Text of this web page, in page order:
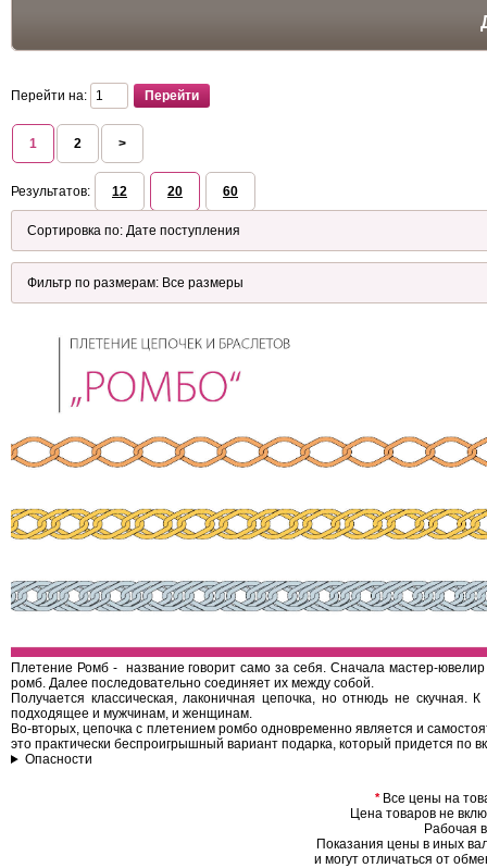
Перейти на:
1 2 >
Результатов: 12 20 60
Плетение Ромб - название говорит само за себя. Сначала мастер-
ромб. Далее последовательно соединяет их между собой.
Получается классическая, лаконичная цепочка, но отнюдь не
подходящее и мужчинам, и женщинам.
Во-вторых, цепочка с плетением ромбо одновременно является и
это практически беспроигрышный вариант подарка, который придется по
Опасности
*Все цены на
Цена товаров не
Рабочая
Показания цены в иных
и могут отличаться от